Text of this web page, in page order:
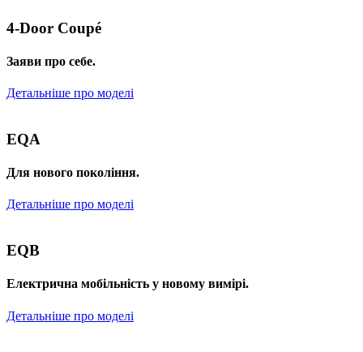
4-Door Coupé
Заяви про себе.
Детальніше про моделі
EQA
Для нового покоління.
Детальніше про моделі
EQB
Електрична мобільність у новому вимірі.
Детальніше про моделі